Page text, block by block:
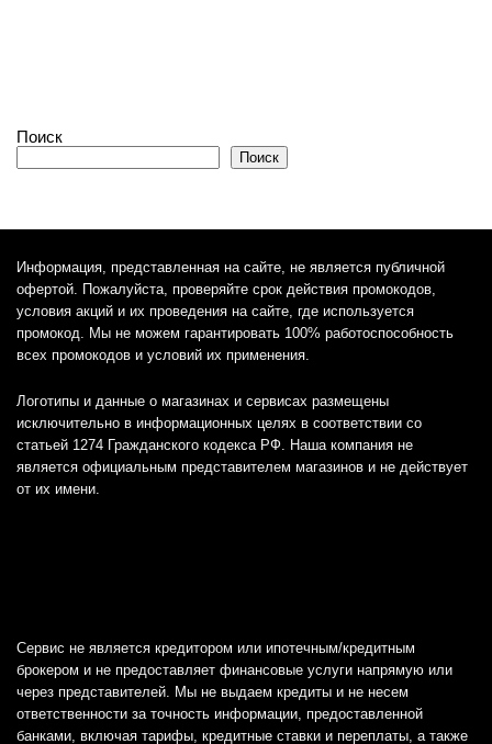
Поиск
Поиск
Информация, представленная на сайте, не является публичной
офертой. Пожалуйста, проверяйте срок действия промокодов,
условия акций и их проведения на сайте, где используется
промокод. Мы не можем гарантировать 100% работоспособность
всех промокодов и условий их применения.
Логотипы и данные о магазинах и сервисах размещены
исключительно в информационных целях в соответствии со
статьей 1274 Гражданского кодекса РФ. Наша компания не
является официальным представителем магазинов и не действует
от их имени.
Сервис не является кредитором или ипотечным/кредитным
брокером и не предоставляет финансовые услуги напрямую или
через представителей. Мы не выдаем кредиты и не несем
ответственности за точность информации, предоставленной
банками, включая тарифы, кредитные ставки и переплаты, а также